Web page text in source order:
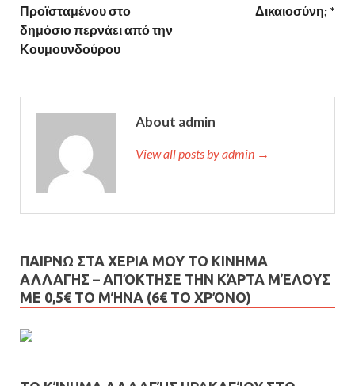
Προϊσταμένου στο
δημόσιο περνάει από την
Κουμουνδούρου
Δικαιοσύνη; *
About admin
View all posts by admin →
ΠΑΙΡΝΩ ΣΤΑ ΧΕΡΙΑ ΜΟΥ ΤΟ ΚΙΝΗΜΑ
ΑΛΛΑΓΗΣ – AΠΌΚΤΗΣΕ ΤΗΝ ΚΆΡΤΑ ΜΈΛΟΥΣ
ΜΕ 0,5€ ΤΟ ΜΉΝΑ (6€ ΤΟ ΧΡΌΝΟ)